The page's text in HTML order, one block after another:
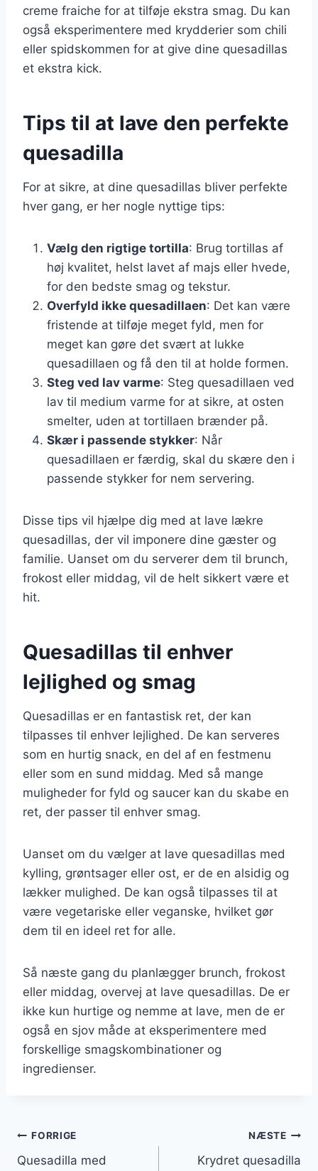
creme fraiche for at tilføje ekstra smag. Du kan
også eksperimentere med krydderier som chili
eller spidskommen for at give dine quesadillas
et ekstra kick.
Tips til at lave den perfekte
quesadilla
For at sikre, at dine quesadillas bliver perfekte
hver gang, er her nogle nyttige tips:
Vælg den rigtige tortilla: Brug tortillas af
høj kvalitet, helst lavet af majs eller hvede,
for den bedste smag og tekstur.
Overfyld ikke quesadillaen: Det kan være
fristende at tilføje meget fyld, men for
meget kan gøre det svært at lukke
quesadillaen og få den til at holde formen.
Steg ved lav varme: Steg quesadillaen ved
lav til medium varme for at sikre, at osten
smelter, uden at tortillaen brænder på.
Skær i passende stykker: Når
quesadillaen er færdig, skal du skære den i
passende stykker for nem servering.
Disse tips vil hjælpe dig med at lave lækre
quesadillas, der vil imponere dine gæster og
familie. Uanset om du serverer dem til brunch,
frokost eller middag, vil de helt sikkert være et
hit.
Quesadillas til enhver
lejlighed og smag
Quesadillas er en fantastisk ret, der kan
tilpasses til enhver lejlighed. De kan serveres
som en hurtig snack, en del af en festmenu
eller som en sund middag. Med så mange
muligheder for fyld og saucer kan du skabe en
ret, der passer til enhver smag.
Uanset om du vælger at lave quesadillas med
kylling, grøntsager eller ost, er de en alsidig og
lækker mulighed. De kan også tilpasses til at
være vegetariske eller veganske, hvilket gør
dem til en ideel ret for alle.
Så næste gang du planlægger brunch, frokost
eller middag, overvej at lave quesadillas. De er
ikke kun hurtige og nemme at lave, men de er
også en sjov måde at eksperimentere med
forskellige smagskombinationer og
ingredienser.
Indlægsnavigation
FORRIGE
Quesadilla med
NÆSTE
Krydret quesadilla